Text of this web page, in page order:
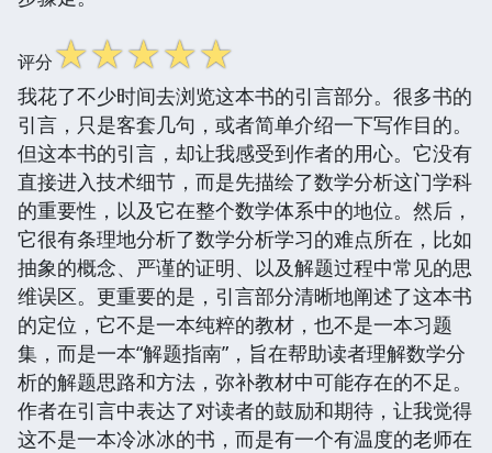
评分☆☆☆☆☆
我花了不少时间去浏览这本书的引言部分。很多书的
引言，只是客套几句，或者简单介绍一下写作目的。
但这本书的引言，却让我感受到作者的用心。它没有
直接进入技术细节，而是先描绘了数学分析这门学科
的重要性，以及它在整个数学体系中的地位。然后，
它很有条理地分析了数学分析学习的难点所在，比如
抽象的概念、严谨的证明、以及解题过程中常见的思
维误区。更重要的是，引言部分清晰地阐述了这本书
的定位，它不是一本纯粹的教材，也不是一本习题
集，而是一本“解题指南”，旨在帮助读者理解数学分
析的解题思路和方法，弥补教材中可能存在的不足。
作者在引言中表达了对读者的鼓励和期待，让我觉得
这不是一本冷冰冰的书，而是有一个有温度的老师在